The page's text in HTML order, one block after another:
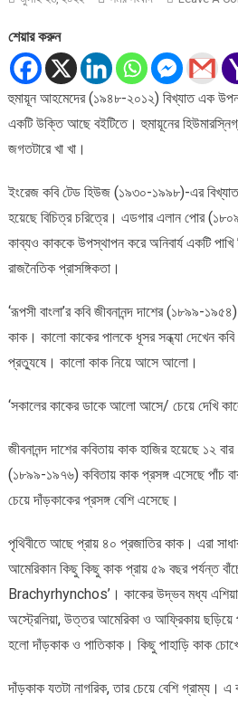
শেয়ার করুন
হুমায়ূন আহমেদের (১৯৪৮-২০১২) বিখ্যাত এক
একটি উক্তি আছে বইটিতে। হুমায়ূনের
জগতটারে খা খা।
ইংরেজ কবি টেড হিউজ (১৯৩০-১৯৯৮)-এর
হয়েছে বিচিত্র চরিত্রে। এডগার এলান পোর
কাব্যও কাককে উপস্থাপন করে অনিবার্য একটি পাখি
রাজনৈতিক প্রাসঙ্গিকতা।
‘রূপসী বাংলা’র কবি জীবনানন্দ দাশের (১৮৯৯-
কাক। কালো কাকের পালকে ধূসর সন্ধ্যা দেখেন
প্রত্যুষে। কালো কাক নিয়ে আসে আলো।
‘সকালের কাকের ডাকে আলো আসে/ চেয়ে দেখি
জীবনানন্দ দাশের কবিতায় কাক হাজির হয়েছে ১২
(১৮৯৯-১৯৭৬) কবিতায় কাক প্রসঙ্গ এসেছে পাঁচ
চেয়ে দাঁড়কাকের প্রসঙ্গ বেশি এসেছে।
পৃথিবীতে আছে প্রায় ৪০ প্রজাতির কাক। এরা
আমেরিকান কিছু কিছু কাক প্রায় ৫৯ বছর পর্যন্ত
Brachyrhynchos’। কাকের উদ্ভব মধ্য
অস্ট্রেলিয়া, উত্তর আমেরিকা ও আফ্রিকায়
হলো দাঁড়কাক ও পাতিকাক। কিছু পাহাড়ি কাক
দাঁড়কাক যতটা নাগরিক, তার চেয়ে বেশি গ্রাম্য।